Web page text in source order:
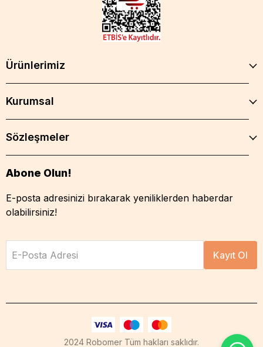
Ürünlerimiz
Kurumsal
Sözleşmeler
Abone Olun!
E-posta adresinizi bırakarak yeniliklerden haberdar
olabilirsiniz!
E-Posta Adresi Kayıt Ol
2024 Robomer Tüm hakları saklıdır.